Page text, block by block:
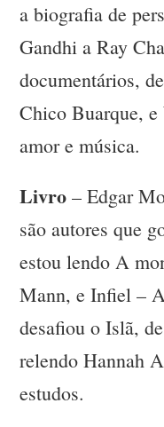
a biografia de
Gandhi a Ray
documentários,
Chico Buarque,
amor e música.
Livro– Edgar
são autores que
estou lendo A
Mann, e Infiel –
desafiou o Islã,
relendo Hannah
estudos.